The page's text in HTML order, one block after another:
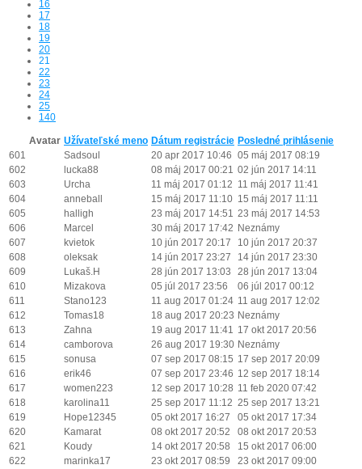
16
17
18
19
20
21
22
23
24
25
140
Avatar Užívateľské meno Dátum registrácie Posledné prihlásenie
601
Sadsoul 20 apr 2017 10:46 05 máj 2017 08:19
602
lucka88 08 máj 2017 00:21 02 jún 2017 14:11
603
Urcha 11 máj 2017 01:12 11 máj 2017 11:41
604
anneball 15 máj 2017 11:10 15 máj 2017 11:11
605
halligh 23 máj 2017 14:51 23 máj 2017 14:53
606
Marcel 30 máj 2017 17:42 Neznámy
607
kvietok 10 jún 2017 20:17
10 jún 2017 20:37
608
oleksak 14 jún 2017 23:27
14 jún 2017 23:30
609
Lukaš.H 28 jún 2017 13:03
28 jún 2017 13:04
610
Mizakova 05 júl 2017 23:56
06 júl 2017 00:12
611
Stano123 11 aug 2017 01:24 11 aug 2017 12:02
612
Tomas18 18 aug 2017 20:23 Neznámy
613
Zahna 19 aug 2017 11:41 17 okt 2017 20:56
614
camborova 26 aug 2017 19:30 Neznámy
615
sonusa 07 sep 2017 08:15 17 sep 2017 20:09
616
erik46 07 sep 2017 23:46 12 sep 2017 18:14
617
women223 12 sep 2017 10:28 11 feb 2020 07:42
618
karolina11 25 sep 2017 11:12 25 sep 2017 13:21
619
Hope12345 05 okt 2017 16:27
05 okt 2017 17:34
620
Kamarat 08 okt 2017 20:52
08 okt 2017 20:53
621
Koudy 14 okt 2017 20:58
15 okt 2017 06:00
622
marinka17 23 okt 2017 08:59
23 okt 2017 09:00